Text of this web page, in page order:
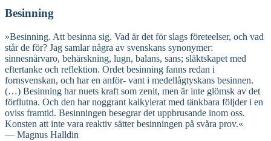
Besinning
»Besinning. Att besinna sig. Vad är det för slags företeelser, och vad
står de för? Jag samlar några av svenskans synonymer:
sinnesnärvaro, behärskning, lugn, balans, sans; släktskapet med
eftertanke och reflektion. Ordet besinning fanns redan i
fornsvenskan, och har en anför- vant i medellågtyskans besinnen.
(…) Besinning har nuets kraft som zenit, men är inte glömsk av det
förflutna. Och den har noggrant kalkylerat med tänkbara följder i en
oviss framtid. Besinningen besegrar det uppbrusande inom oss.
Konsten att inte vara reaktiv sätter besinningen på svåra prov.«
— Magnus Halldin